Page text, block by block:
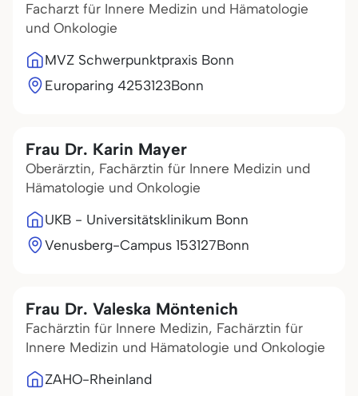
Facharzt für Innere Medizin und Hämatologie
und Onkologie
MVZ Schwerpunktpraxis Bonn
Europaring 4253123Bonn
Frau Dr. Karin Mayer
Oberärztin, Fachärztin für Innere Medizin und
Hämatologie und Onkologie
UKB - Universitätsklinikum Bonn
Venusberg-Campus 153127Bonn
Frau Dr. Valeska Möntenich
Fachärztin für Innere Medizin, Fachärztin für
Innere Medizin und Hämatologie und Onkologie
ZAHO-Rheinland